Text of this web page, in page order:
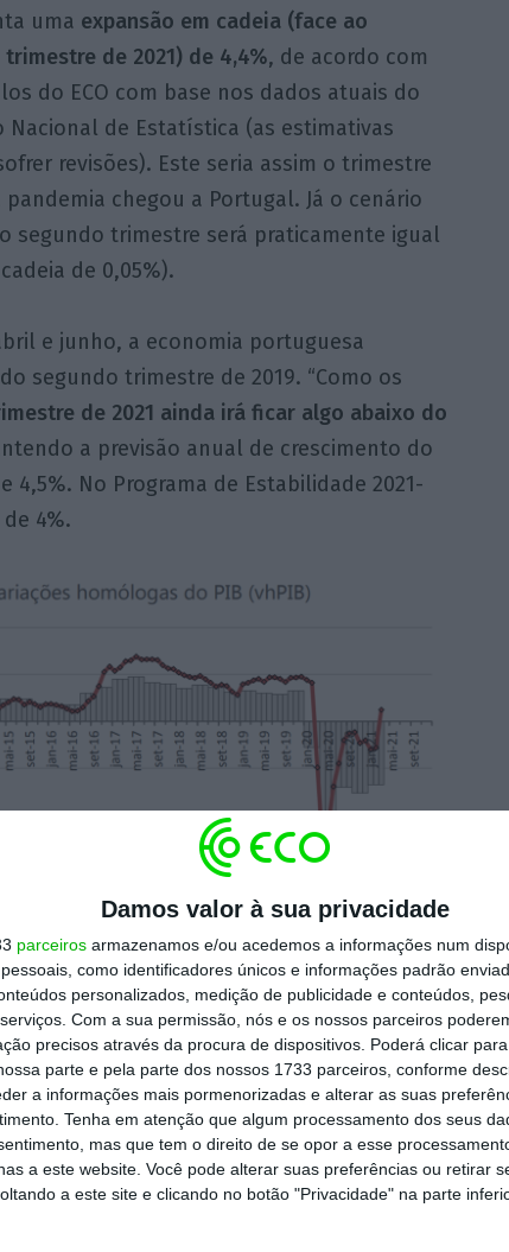
Damos valor à sua privacidade
parceiros armazenamos e/ou acedemos a informações num
como identificadores únicos e informações padrão
personalizados, medição de publicidade e conteúdos,
Com a sua permissão, nós e os nossos parceiros
precisos através da procura de dispositivos. Poderá clicar
parte e pela parte dos nossos 1733 parceiros, conforme
a informações mais pormenorizadas e alterar as suas
Tenha em atenção que algum processamento dos seus
mas que tem o direito de se opor a esse
a este website. Você pode alterar suas preferências ou retirar
a este site e clicando no botão "Privacidade" na parte
uma expansão em cadeia (face ao
de 2021) de 4,4%, de acordo com
do ECO com base nos dados atuais do
de Estatística (as estimativas
revisões). Este seria assim o trimestre
chegou a Portugal. Já o cenário
segundo trimestre será praticamente igual
de 0,05%).
e junho, a economia portuguesa
segundo trimestre de 2019. “Como os
de 2021 ainda irá ficar algo abaixo do
a previsão anual de crescimento do
No Programa de Estabilidade 2021-
4%.
“cenário plausível de controlo da
a um “crescimento mais regular e
“Admite-se que a resposta da economia será,
mas, entre os principais setores da
turístico aparenta maior incerteza,
do que noutros setores, sobretudo tendo